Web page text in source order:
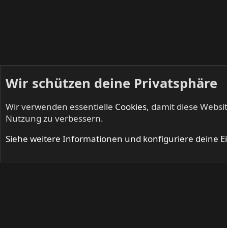
Startseite Mitglieder
Wir schützen deine Privatsphäre
Wir verwenden essentielle Cookies, damit diese
Nutzung zu verbessern.
Siehe weitere Informationen und konfiguriere deine